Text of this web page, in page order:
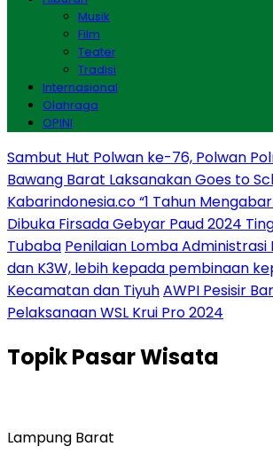
Musik
Film
Teater
Tradisi
Internasional
Olahraga
OPINI
Sambut Hut Polwan ke-76, Polwan
Bawang Barat Laksanakan Goes to
Kabarindonesia.co “1 Tahun
Dibuka Firsada Gebyar Paud 2024
Tubaba Penilaian Lomba Administrasi
dan K3W, lebih kepada pembinaan
Kecamatan dan TiyuhAWPI Pesisir
Pelaksanaan WSL Krui Pro 2024
TopikPasar Wisata
Lampung Barat